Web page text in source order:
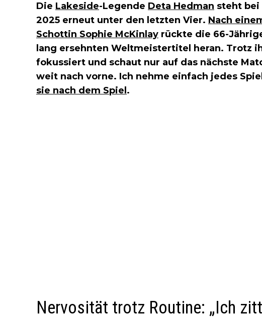
Die Lakeside-Legende Deta Hedman steht bei
2025 erneut unter den letzten Vier. Nach
Schottin Sophie McKinlay rückte die 66-
lang ersehnten Weltmeistertitel heran. Trotz
fokussiert und schaut nur auf das nächste
weit nach vorne. Ich nehme einfach jedes
sie nach dem Spiel .
Nervosität trotz Routine: „Ich